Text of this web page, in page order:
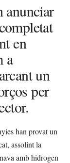
anunciar
en
a
un
per
han provat un
assolint la
amb hidrogen